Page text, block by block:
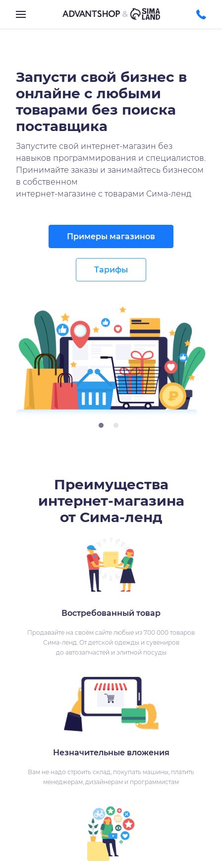
Запусти свой бизнес в
онлайне с любыми
товарами без поиска
поставщика
Запустите свой интернет-магазин без
навыков программирования и специалистов.
Принимайте заказы и занимайтесь бизнесом
в собственном
интернет-магазине с товарами Сима-ленд
Примеры магазинов
Тарифы
Преимущества
интернет-магазина
от Сима-ленд
Востребованный товар
Продавайте на своём сайте любые из 700 000 товаров
Сима-ленд. От детской одежды и сувениров
до автозапчастей и элитной посуды
Незначительные вложения
Вам не надо строить склад, покупать машины, платить
менеджерам, дизайнерам и программистам